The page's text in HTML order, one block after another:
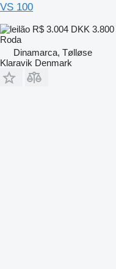
VS 100
R$ 3.004 DKK 3.800
Roda
Dinamarca, Tølløse
Klaravik Denmark